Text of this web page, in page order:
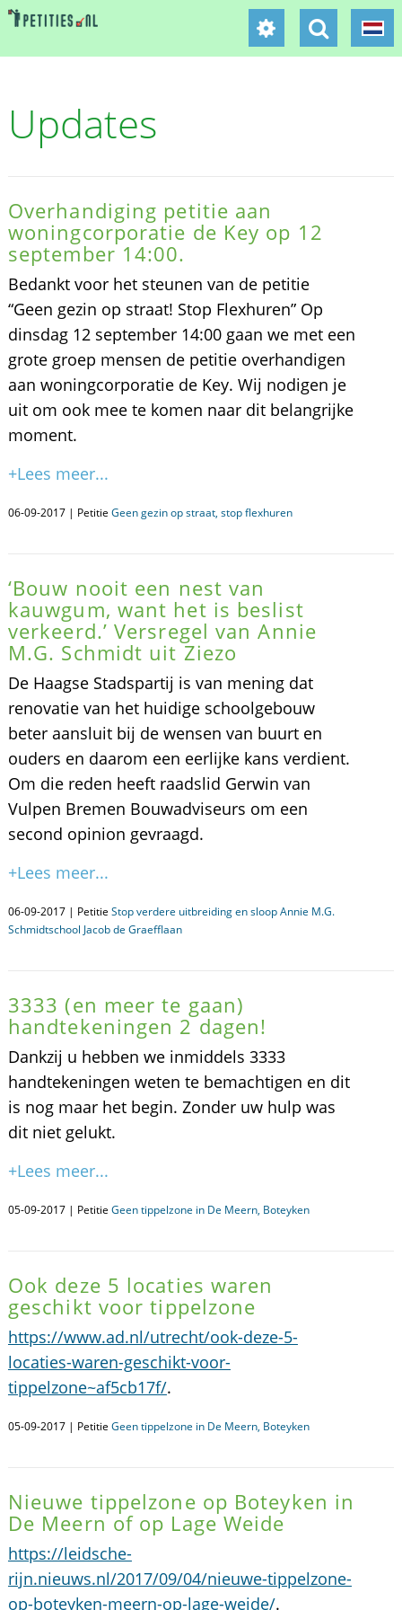
Updates
Overhandiging petitie aan
woningcorporatie de Key op 12
september 14:00.
Bedankt voor het steunen van de petitie
“Geen gezin op straat! Stop Flexhuren” Op
dinsdag 12 september 14:00 gaan we met een
grote groep mensen de petitie overhandigen
aan woningcorporatie de Key. Wij nodigen je
uit om ook mee te komen naar dit belangrijke
moment.
+Lees meer...
06-09-2017 | Petitie Geen gezin op straat, stop flexhuren
‘Bouw nooit een nest van
kauwgum, want het is beslist
verkeerd.’ Versregel van Annie
M.G. Schmidt uit Ziezo
De Haagse Stadspartij is van mening dat
renovatie van het huidige schoolgebouw
beter aansluit bij de wensen van buurt en
ouders en daarom een eerlijke kans verdient.
Om die reden heeft raadslid Gerwin van
Vulpen Bremen Bouwadviseurs om een
second opinion gevraagd.
+Lees meer...
06-09-2017 | Petitie Stop verdere uitbreiding en sloop Annie M.G.
Schmidtschool Jacob de Graefflaan
3333 (en meer te gaan)
handtekeningen 2 dagen!
Dankzij u hebben we inmiddels 3333
handtekeningen weten te bemachtigen en dit
is nog maar het begin. Zonder uw hulp was
dit niet gelukt.
+Lees meer...
05-09-2017 | Petitie Geen tippelzone in De Meern, Boteyken
Ook deze 5 locaties waren
geschikt voor tippelzone
https://www.ad.nl/utrecht/ook-deze-5-
locaties-waren-geschikt-voor-
tippelzone~af5cb17f/.
05-09-2017 | Petitie Geen tippelzone in De Meern, Boteyken
Nieuwe tippelzone op Boteyken in
De Meern of op Lage Weide
https://leidsche-
rijn.nieuws.nl/2017/09/04/nieuwe-tippelzone-
op-boteyken-meern-op-lage-weide/.